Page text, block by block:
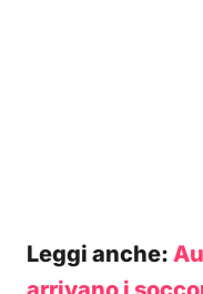
Leggi anche: